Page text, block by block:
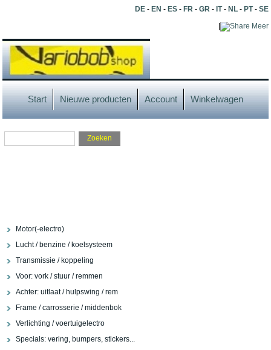
DE- EN - ES- FR- GR- IT- NL- PT- SE
Meer
Start Nieuwe producten Account Winkelwagen
Motor(-electro)
Lucht / benzine / koelsysteem
Transmissie / koppeling
Voor: vork / stuur / remmen
Achter: uitlaat / hulpswing / rem
Frame / carrosserie / middenbok
Verlichting / voertuigelectro
Specials: vering, bumpers, stickers...